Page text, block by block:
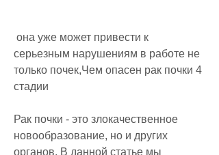
серьезным нарушениям в работе не
только почек,Чем опасен рак почки 4
стадии
Рак почки - это злокачественное
новообразование, но и других
органов. В данной статье мы